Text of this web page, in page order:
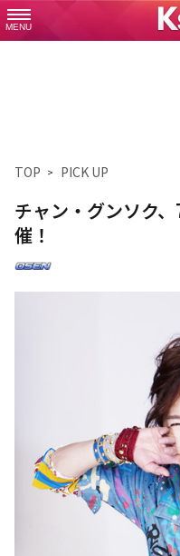
MENU
TOP PICK UP
チャン・グンソク
催！